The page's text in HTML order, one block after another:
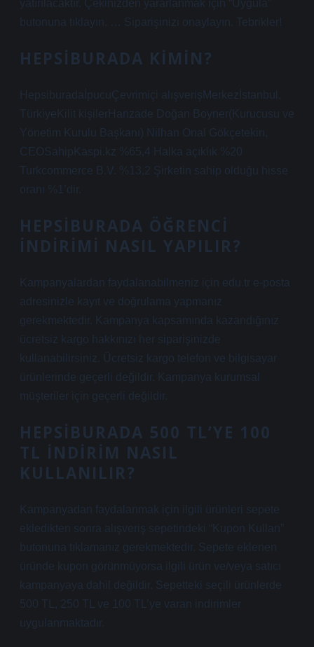
yatırılacaktır. Çekinizden yararlanmak için “Uygula”
butonuna tıklayın. … Siparişinizi onaylayın. Tebrikler!
HEPSIBURADA KIMIN?
HepsiburadaİpucuÇevrimiçi alışverişMerkezİstanbul,
TürkiyeKilit kişilerHanzade Doğan Boyner(Kurucusu ve
Yönetim Kurulu Başkanı) Nilhan Onal Gökçetekin,
CEOSahipKaspi.kz %65,4 Halka açıklık %20
Turkcommerce B.V. %13,2 Şirketin sahip olduğu hisse
oranı %1’dir.
HEPSIBURADA ÖĞRENCI
INDIRIMI NASIL YAPILIR?
Kampanyalardan faydalanabilmeniz için edu.tr e-posta
adresinizle kayıt ve doğrulama yapmanız
gerekmektedir. Kampanya kapsamında kazandığınız
ücretsiz kargo hakkınızı her siparişinizde
kullanabilirsiniz. Ücretsiz kargo telefon ve bilgisayar
ürünlerinde geçerli değildir. Kampanya kurumsal
müşteriler için geçerli değildir.
HEPSIBURADA 500 TL’YE 100
TL INDIRIM NASIL
KULLANILIR?
Kampanyadan faydalanmak için ilgili ürünleri sepete
ekledikten sonra alışveriş sepetindeki “Kupon Kullan”
butonuna tıklamanız gerekmektedir. Sepete eklenen
üründe kupon görünmüyorsa ilgili ürün ve/veya satıcı
kampanyaya dahil değildir. Sepetteki seçili ürünlerde
500 TL, 250 TL ve 100 TL’ye varan indirimler
uygulanmaktadır.